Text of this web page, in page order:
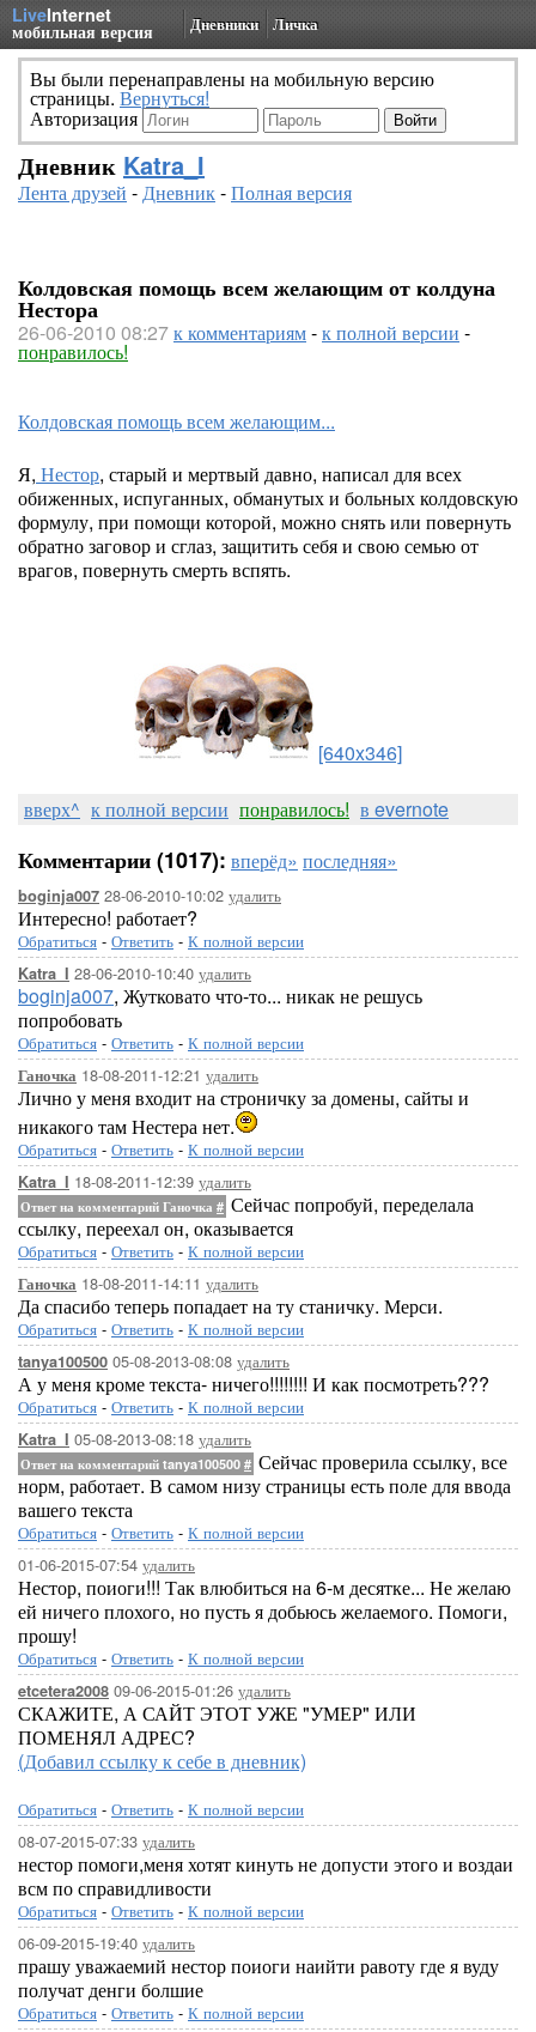
LiveInternet
мобильная версия Дневники Личка
Вы были перенаправлены на мобильную версию
страницы. Вернуться!
Авторизация
Дневник Katra_I
Лента друзей -Дневник-Полная версия
Колдовская помощь всем желающим от колдуна
Нестора
26-06-2010 08:27к комментариям-к полной версии -
понравилось!
Колдовская помощь всем желающим...
Я, Нестор, старый и мертвый давно, написал для всех
обиженных, испуганных, обманутых и больных колдовскую
формулу, при помощи которой, можно снять или повернуть
обратно заговор и сглаз, защитить себя и свою семью от
врагов, повернуть смерть вспять.
[640x346]
вверх^ к полной версии понравилось! в evernote
Комментарии (1017): вперёд» последняя»
boginja007 28-06-2010-10:02 удалить
Интересно! работает?
Обратиться - Ответить - К полной версии
Katra_I 28-06-2010-10:40 удалить
boginja007, Жутковато что-то... никак не решусь
попробовать
Обратиться - Ответить - К полной версии
Ганочка 18-08-2011-12:21 удалить
Лично у меня входит на строничку за домены, сайты и
никакого там Нестера нет.
Обратиться - Ответить - К полной версии
Katra_I 18-08-2011-12:39 удалить
Ответ на комментарий Ганочка # Сейчас попробуй, переделала
ссылку, переехал он, оказывается
Обратиться - Ответить - К полной версии
Ганочка 18-08-2011-14:11 удалить
Да спасибо теперь попадает на ту станичку. Мерси.
Обратиться - Ответить - К полной версии
tanya100500 05-08-2013-08:08 удалить
А у меня кроме текста- ничего!!!!!!!! И как посмотреть???
Обратиться - Ответить - К полной версии
Katra_I 05-08-2013-08:18 удалить
Ответ на комментарий tanya100500 # Сейчас проверила ссылку, все
норм, работает. В самом низу страницы есть поле для ввода
вашего текста
Обратиться - Ответить - К полной версии
01-06-2015-07:54 удалить
Нестор, поиоги!!! Так влюбиться на 6-м десятке... Не желаю
ей ничего плохого, но пусть я добьюсь желаемого. Помоги,
прошу!
Обратиться - Ответить - К полной версии
etcetera2008 09-06-2015-01:26 удалить
СКАЖИТЕ, А САЙТ ЭТОТ УЖЕ "УМЕР" ИЛИ
ПОМЕНЯЛ АДРЕС?
(Добавил ссылку к себе в дневник)
Обратиться - Ответить - К полной версии
08-07-2015-07:33 удалить
нестор помоги,меня хотят кинуть не допусти этого и воздаи
всм по справидливости
Обратиться - Ответить - К полной версии
06-09-2015-19:40 удалить
прашу уважаемий нестор поиоги наийти равоту где я вуду
получат денги болшие
Обратиться - Ответить - К полной версии